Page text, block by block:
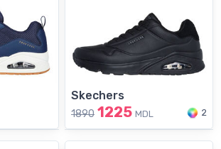
Skechers
1890 1225 MDL 2